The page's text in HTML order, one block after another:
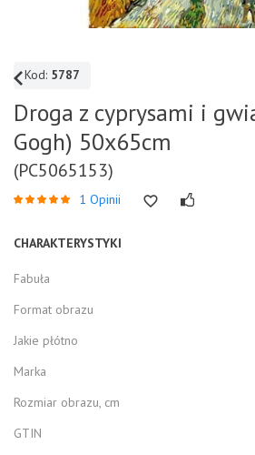
Kod: 5787
Droga z cyprysami i
Gogh) 50x65cm
(PC5065153)
1 Opinii
CHARAKTERYSTYKI
Fabuła
Format obrazu
Jakie płótno
Marka
Rozmiar obrazu, cm
GTIN